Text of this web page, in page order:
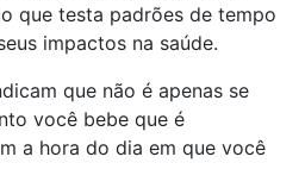
que testa padrões de tempo
impactos na saúde.
que não é apenas se
você bebe que é
a hora do dia em que você